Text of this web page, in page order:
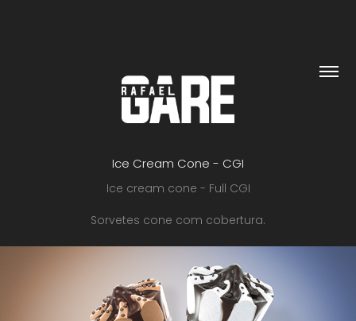
Ice Cream Cone - CGI
Ice cream cone - Full CGI
Sorvetes cone com cobertura.